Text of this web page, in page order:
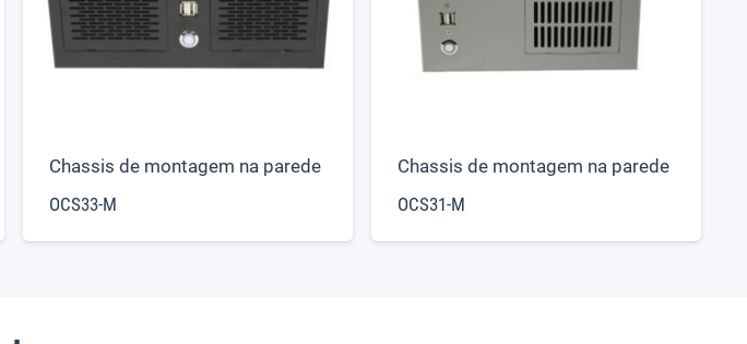
Chassis de montagem na parede
OCS33-M
Chassis de montagem na parede
OCS31-M